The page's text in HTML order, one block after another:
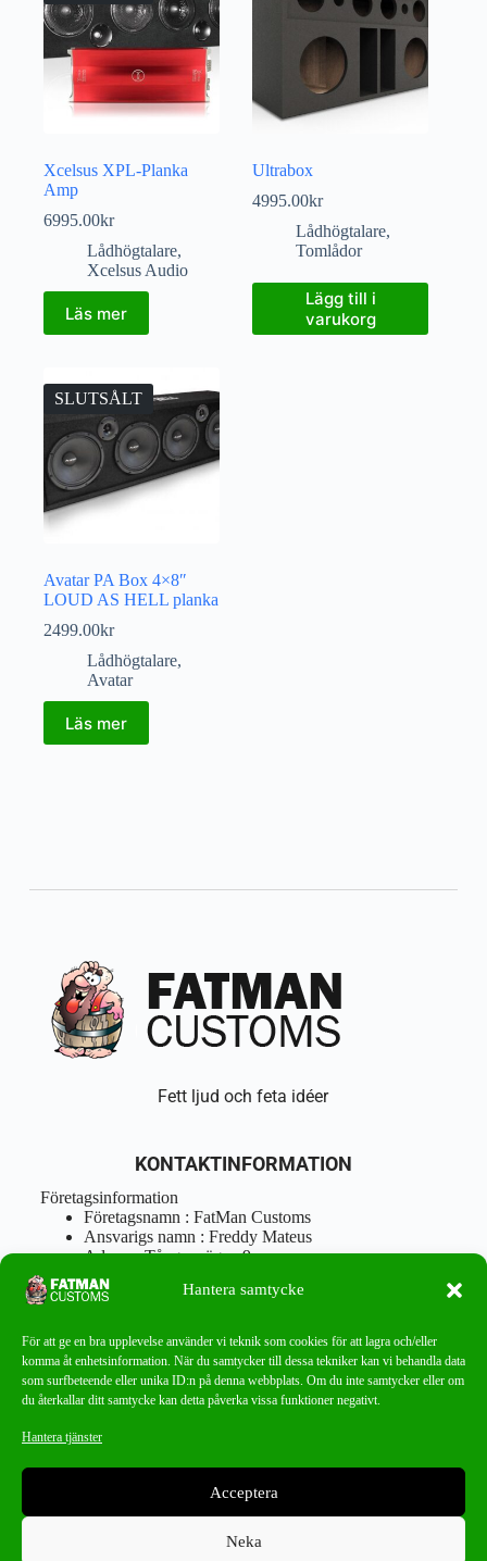
Hantera samtycke
För att ge en bra upplevelse använder vi teknik som cookies för att lagra och/eller
komma åt enhetsinformation. När du samtycker till dessa tekniker kan vi behandla data
som surfbeteende eller unika ID:n på denna webbplats. Om du inte samtycker eller om
du återkallar ditt samtycke kan detta påverka vissa funktioner negativt.
Hantera tjänster
Acceptera
Neka
Xcelsus XPL-Planka
Amp
6995.00kr
Lådhögtalare,
Xcelsus Audio
Läs mer
Ultrabox
4995.00kr
Lådhögtalare,
Tomlådor
Lägg till i
varukorg
SLUTSÅLT
Avatar PA Box 4×8″
LOUD AS HELL planka
2499.00kr
Lådhögtalare,
Avatar
Läs mer
Fett ljud och feta idéer
KONTAKTINFORMATION
Företagsinformation
Företagsnamn : FatMan Customs
Ansvarigs namn : Freddy Mateus
Adress : Tångenvägen 9
Postnr : 417 46 Göteborg
Tel : 0762919666
info@fatmancustoms.se
Mån – Fre 10:00 – 18:00
Lör -11:00 – 15:00
Missa aldrig ett bra erbjudande!